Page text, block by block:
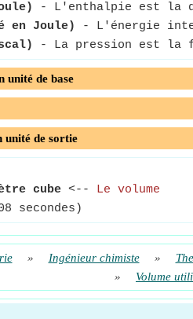
- L'enthalpie est la
en Joule)
- L'énergie
- La pression est la
unité de base
unité de sortie
cube <-- Le volume
secondes)
» Ingénieur chimiste »
»
Volume